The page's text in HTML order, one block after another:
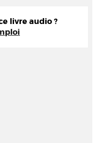
livre audio ?